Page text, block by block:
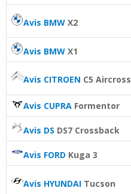
Avis BMW X2
Avis BMW X1
Avis CITROEN C5 Aircross
Avis CUPRA Formentor
Avis DS DS7 Crossback
Avis FORD Kuga 3
Avis HYUNDAI Tucson